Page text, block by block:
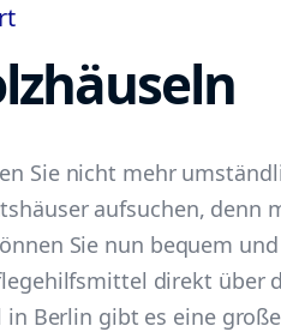
Sie nicht mehr
aufsuchen, denn
Sie nun bequem
direkt über
in Berlin gibt es eine